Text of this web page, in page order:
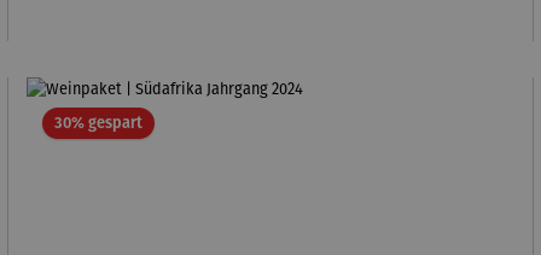
30% gespartRabatt